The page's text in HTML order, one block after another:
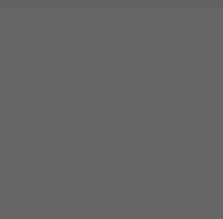
delle proprie
le